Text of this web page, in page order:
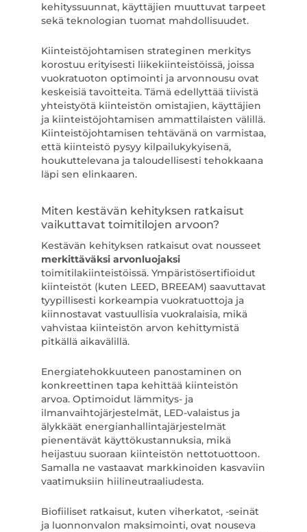
kehityssuunnat, käyttäjien muuttuvat tarpeet
sekä teknologian tuomat mahdollisuudet.
Kiinteistöjohtamisen strateginen merkitys
korostuu erityisesti liikekiinteistöissä, joissa
vuokratuoton optimointi ja arvonnousu ovat
keskeisiä tavoitteita. Tämä edellyttää tiivistä
yhteistyötä kiinteistön omistajien, käyttäjien
ja kiinteistöjohtamisen ammattilaisten välillä.
Kiinteistöjohtamisen tehtävänä on varmistaa,
että kiinteistö pysyy kilpailukykyisenä,
houkuttelevana ja taloudellisesti tehokkaana
läpi sen elinkaaren.
Miten kestävän kehityksen ratkaisut
vaikuttavat toimitilojen arvoon?
Kestävän kehityksen ratkaisut ovat nousseet
merkittäväksi arvonluojaksi
toimitilakiinteistöissä. Ympäristösertifioidut
kiinteistöt (kuten LEED, BREEAM) saavuttavat
tyypillisesti korkeampia vuokratuottoja ja
kiinnostavat vastuullisia vuokralaisia, mikä
vahvistaa kiinteistön arvon kehittymistä
pitkällä aikavälillä.
Energiatehokkuuteen panostaminen on
konkreettinen tapa kehittää kiinteistön
arvoa. Optimoidut lämmitys- ja
ilmanvaihtojärjestelmät, LED-valaistus ja
älykkäät energianhallintajärjestelmät
pienentävät käyttökustannuksia, mikä
heijastuu suoraan kiinteistön nettotuottoon.
Samalla ne vastaavat markkinoiden kasvaviin
vaatimuksiin hiilineutraaliudesta.
Biofiiliset ratkaisut, kuten viherkatot, -seinät
ja luonnonvalon maksimointi, ovat nouseva